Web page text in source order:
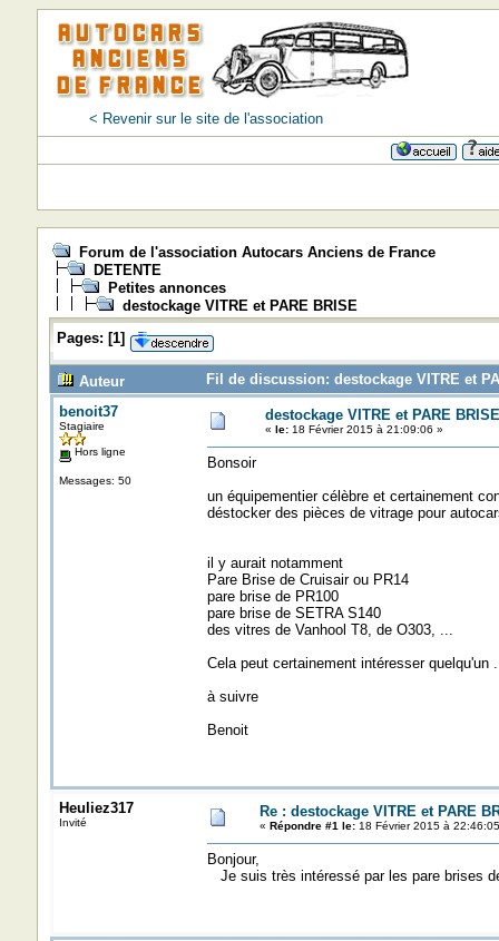
< Revenir sur le site de l'association
Forum de l'association Autocars Anciens de France
DETENTE
Petites annonces
destockage VITRE et PARE BRISE
Pages: [1]
Auteur
Fil de discussion: destockage VITRE et
benoit37
Stagiaire
Hors ligne
Messages: 50
destockage VITRE et PARE BRISE
« le:18 Février 2015 à 21:09:06 »
Bonsoir
un équipementier célèbre et certainement
déstocker des pièces de vitrage pour
il y aurait notamment
Pare Brise de Cruisair ou PR14
pare brise de PR100
pare brise de SETRA S140
des vitres de Vanhool T8, de O303, ...
Cela peut certainement intéresser quelqu'un
à suivre
Benoit
Heuliez317
Invité
Re : destockage VITRE et PARE
« Répondre #1 le:18 Février 2015 à
Bonjour,
Je suis très intéressé par les pare brises